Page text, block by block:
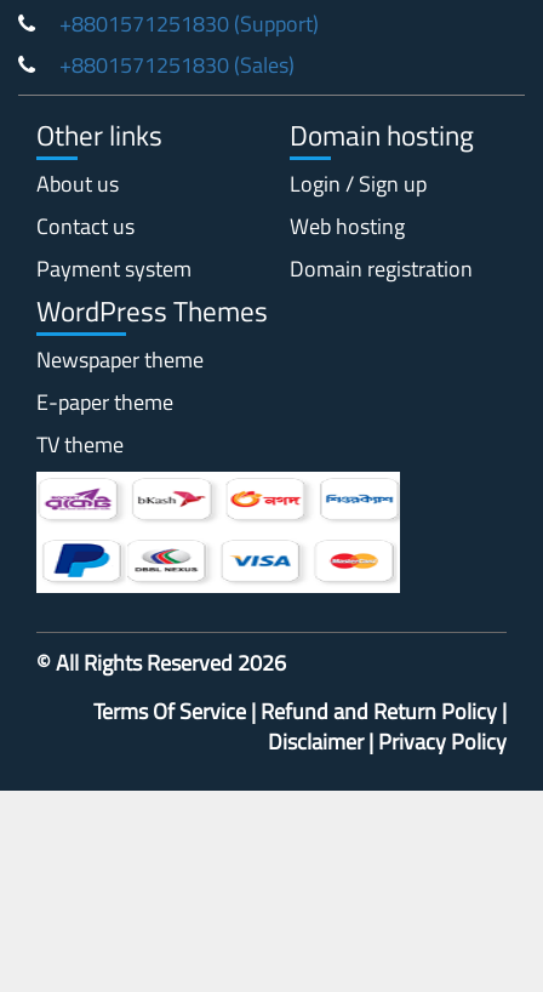
+8801571251830 (Support)
+8801571251830 (Sales)
Other links
About us
Contact us
Payment system
Domain hosting
Login / Sign up
Web hosting
Domain registration
WordPress Themes
Newspaper theme
E-paper theme
TV theme
© All Rights Reserved 2026
Terms Of Service|Refund and Return Policy|
Disclaimer|Privacy Policy